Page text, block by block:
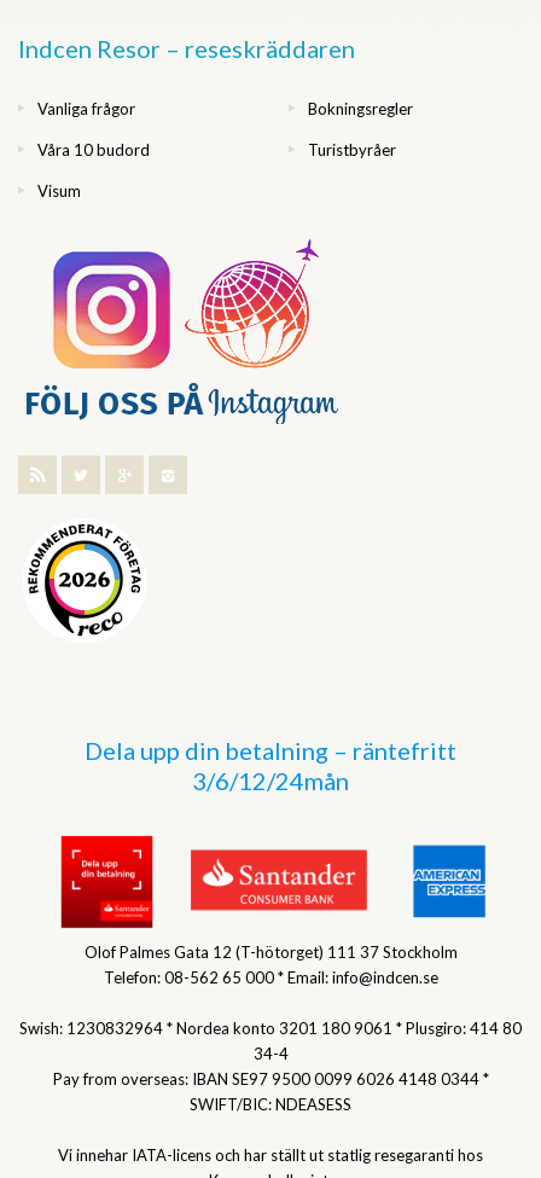
Indcen Resor – reseskräddaren
Vanliga frågor Bokningsregler
Våra 10 budord Turistbyråer
Visum
Dela upp din betalning – räntefritt
3/6/12/24mån
Olof Palmes Gata 12 (T-hötorget) 111 37 Stockholm
Telefon: 08-562 65 000 * Email: info@indcen.se
Swish: 1230832964 * Nordea konto 3201 180 9061 * Plusgiro: 414 80
34-4
Pay from overseas: IBAN SE97 9500 0099 6026 4148 0344 *
SWIFT/BIC: NDEASESS
Vi innehar IATA-licens och har ställt ut statlig resegaranti hos